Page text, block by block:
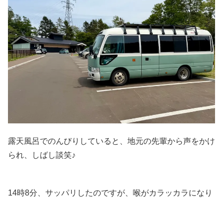
露天風呂でのんびりしていると、地元の先輩から声をかけ
られ、しばし談笑♪
14時8分、サッパリしたのですが、喉がカラッカラになり